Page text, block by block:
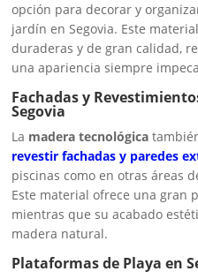
opción para decorar y
jardín en Segovia. Este
duraderas y de gran calidad,
una apariencia siempre
Fachadas y
Segovia
La madera tecnológica
revestir fachadas y paredes
piscinas como en otras áreas
Este material ofrece una gran
mientras que su acabado
madera natural.
Plataformas de Playa en